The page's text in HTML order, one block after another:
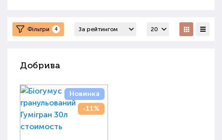
Фільтри 4
Добрива
Новинка
-11%